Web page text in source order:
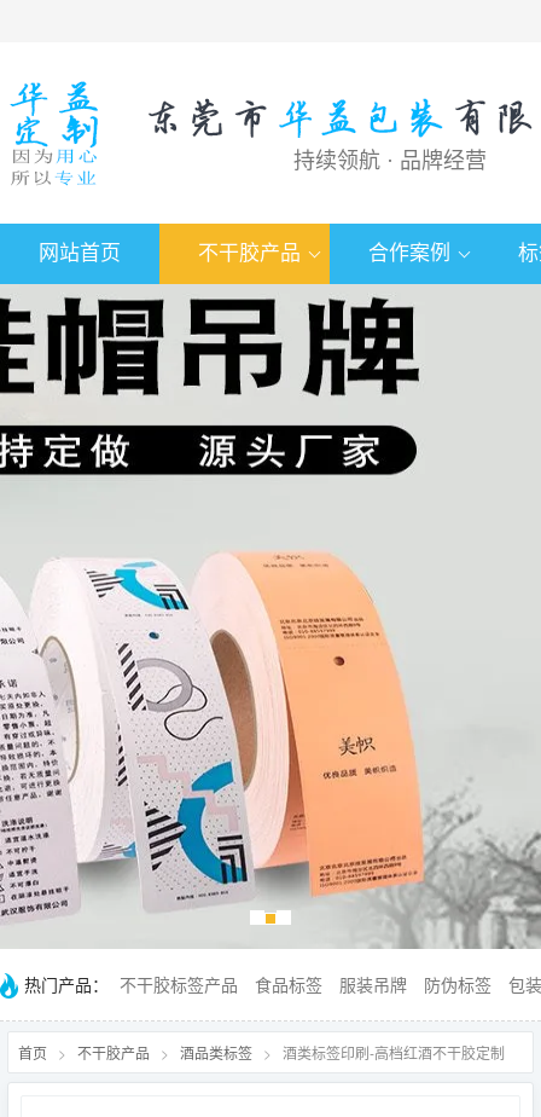
持续领航 · 品牌经营
网站首页 不干胶产品 合作案例
热门产品： 不干胶标签产品 食品标签 服装吊牌 防伪标签 包
首页 > 不干胶产品 > 酒品类标签 > 酒类标签印刷-高档红酒不干胶定制